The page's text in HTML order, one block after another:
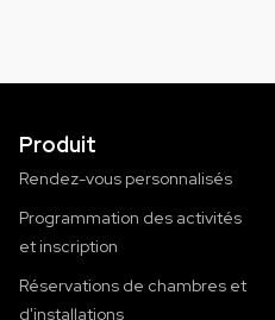
Produit
Rendez-vous personnalisés
Programmation des activités
et inscription
Réservations de chambres et
d'installations